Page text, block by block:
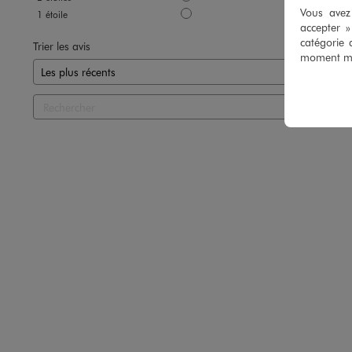
1 étoile 0
Trier les avis
Vous
accepter
catégorie
moment